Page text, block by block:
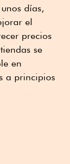
días,
el
precios
se
en
a principios